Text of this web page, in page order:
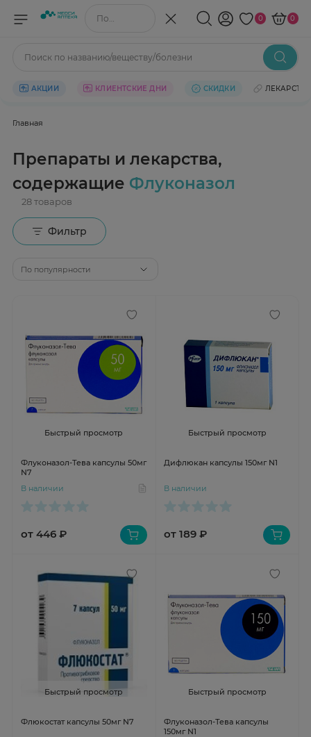
Поиск по названию/веществу 0 0
Поиск по названию/веществу/болезни
АКЦИИ КЛИЕНТСКИЕ ДНИ СКИДКИ ЛЕКАРСТВА
Главная
Препараты и лекарства,
содержащие Флуконазол
Фильтр
По популярности
Быстрый просмотр
Флуконазол-Тева капсулы 50мг
N7
В наличии
от 446 ₽
Быстрый просмотр
Дифлюкан капсулы 150мг N1
В наличии
от 189 ₽
Быстрый просмотр
Флюкостат капсулы 50мг N7
Быстрый просмотр
Флуконазол-Тева капсулы
150мг N1